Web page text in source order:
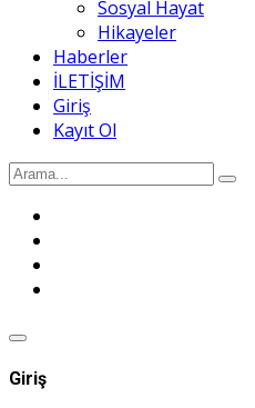
Sosyal Hayat
Hikayeler
Haberler
İLETİŞİM
Giriş
Kayıt Ol
Giriş